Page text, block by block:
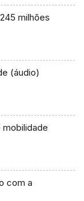
milhões
(áudio)
com a